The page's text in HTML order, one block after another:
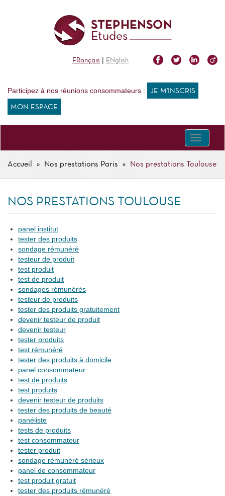
FRançais | ENglish
Participez à nos réunions consommateurs : JE M'INSCRIS
MON ESPACE
Toggle
FIL
D'ARIANE
Accueil Nos prestations Paris Nos prestations Toulouse
NOS PRESTATIONS TOULOUSE
panel institut
tester des produits
sondage rémunéré
testeur de produit
test produit
test de produit
sondages rémunérés
testeur de produits
tester des produits gratuitement
devenir testeur de produit
devenir testeur
tester produits
test rémunéré
tester des produits à domicile
panel consommateur
test de produits
test produits
devenir testeur de produits
tester des produits de beauté
panéliste
tests de produits
test consommateur
tester produit
sondage rémunéré sérieux
panel de consommateur
test produit gratuit
tester des produits rémunéré